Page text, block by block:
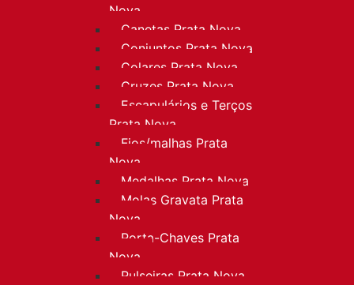
Nova
Canetas Prata Nova
Conjuntos Prata Nova
Colares Prata Nova
Cruzes Prata Nova
Escapulários e Terços
Prata Nova
Fios/malhas Prata
Nova
Medalhas Prata Nova
Molas Gravata Prata
Nova
Porta-Chaves Prata
Nova
Pulseiras Prata Nova